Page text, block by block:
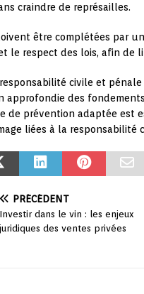
craindre de représailles.
être complétées par
le respect des lois, afin de
civile et
approfondie des
de prévention adaptée est
liées à la responsabilité
PRÉCÉDENT
Investir dans le vin : les enjeux
juridiques des ventes privées